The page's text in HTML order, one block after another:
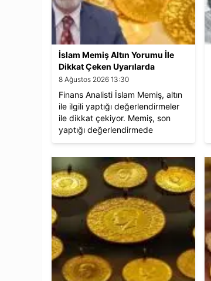
İslam Memiş Altın Yorumu İle
Dikkat Çeken Uyarılarda
Bulundu
8 Ağustos 2026 13:30
Finans Analisti İslam Memiş, altın
ile ilgili yaptığı değerlendirmeler
ile dikkat çekiyor. Memiş, son
yaptığı değerlendirmede
yatırımcılara uyarılarda bulundu.